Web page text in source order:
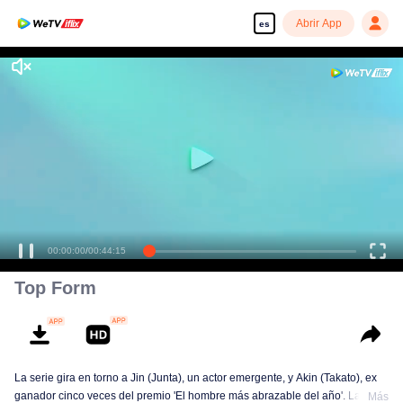
es Abrir App
00:00:00/00:44:15
Top Form
La serie gira en torno a Jin (Junta), un actor emergente, y Akin (Takato), ex
ganador cinco veces del premio 'El hombre más abrazable del año'. La
Más